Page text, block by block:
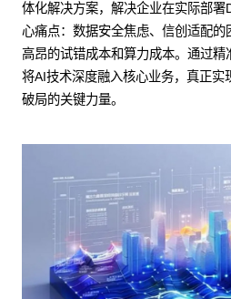
体化解决方案，解决企业在实际部
心痛点：数据安全焦虑、信创适配的
高昂的试错成本和算力成本。通过
将AI技术深度融入核心业务，真正实
破局的关键力量。